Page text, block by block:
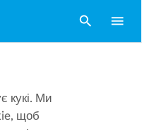
search menu
кукі. Ми
щоб